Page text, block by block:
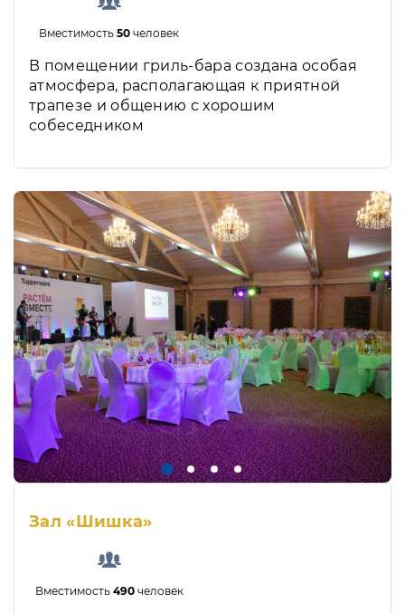
Вместимость50 человек
В помещении гриль-бара создана особая
атмосфера, располагающая к приятной
трапезе и общению с хорошим
собеседником
Зал «Шишка»
Вместимость 490человек